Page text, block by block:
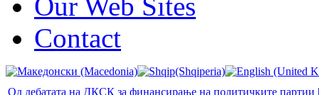
Contact
Од дебатата на ДКСК за финансирање на политичките